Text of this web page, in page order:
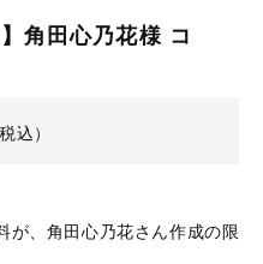
角田心乃花様 コ
税込）
が、角田心乃花さん作成の限